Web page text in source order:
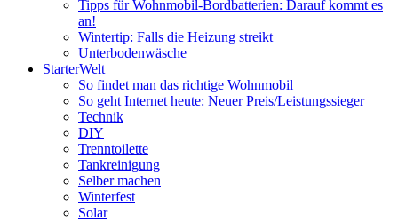
Tipps für Wohnmobil-Bordbatterien: Darauf kommt es
an!
Wintertip: Falls die Heizung streikt
Unterbodenwäsche
StarterWelt
So findet man das richtige Wohnmobil
So geht Internet heute: Neuer Preis/Leistungssieger
Technik
DIY
Trenntoilette
Tankreinigung
Selber machen
Winterfest
Solar